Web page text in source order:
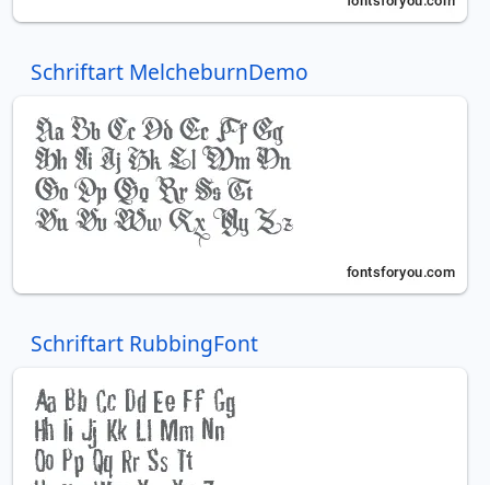
Schriftart MelcheburnDemo
Schriftart RubbingFont